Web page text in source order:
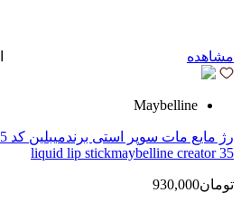
مشاهده
Maybelline
liquid lip stickmaybelline creator 35
تومان930,000